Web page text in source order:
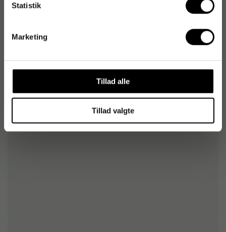
Statistik
Marketing
Tillad alle
Tillad valgte